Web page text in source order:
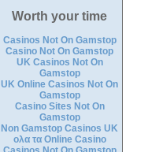
Worth your time
Casinos Not On Gamstop
Casino Not On Gamstop
UK Casinos Not On
Gamstop
UK Online Casinos Not On
Gamstop
Casino Sites Not On
Gamstop
Non Gamstop Casinos UK
ολα τα Online Casino